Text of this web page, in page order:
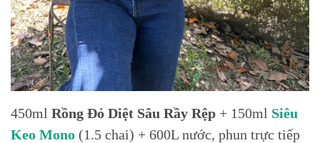
450ml Rồng Đỏ Diệt Sâu Rầy Rệp + 150ml Siêu
Keo Mono (1.5 chai) + 600L nước, phun trực tiếp